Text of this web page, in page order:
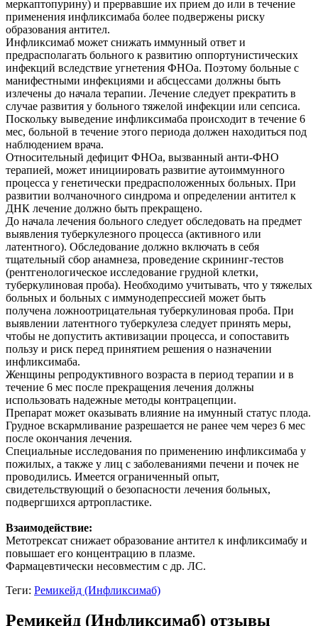
меркаптопурину) и прервавшие их прием до или в течение
применения инфликсимаба более подвержены риску
образования антител.
Инфликсимаб может снижать иммунный ответ и
предрасполагать больного к развитию оппортунистических
инфекций вследствие угнетения ФНОа. Поэтому больные с
манифестными инфекциями и абсцессами должны быть
излечены до начала терапии. Лечение следует прекратить в
случае развития у больного тяжелой инфекции или сепсиса.
Поскольку выведение инфликсимаба происходит в течение 6
мес, больной в течение этого периода должен находиться под
наблюдением врача.
Относительный дефицит ФНОа, вызванный анти-ФНО
терапией, может инициировать развитие аутоиммунного
процесса у генетически предрасположенных больных. При
развитии волчаночного синдрома и определении антител к
ДНК лечение должно быть прекращено.
До начала лечения больного следует обследовать на предмет
выявления туберкулезного процесса (активного или
латентного). Обследование должно включать в себя
тщательный сбор анамнеза, проведение скрининг-тестов
(рентгенологическое исследование грудной клетки,
туберкулиновая проба). Необходимо учитывать, что у тяжелых
больных и больных с иммунодепрессией может быть
получена ложноотрицательная туберкулиновая проба. При
выявлении латентного туберкулеза следует принять меры,
чтобы не допустить активизации процесса, и сопоставить
пользу и риск перед принятием решения о назначении
инфликсимаба.
Женщины репродуктивного возраста в период терапии и в
течение 6 мес после прекращения лечения должны
использовать надежные методы контрацепции.
Препарат может оказывать влияние на имунный статус плода.
Грудное вскармливание разрешается не ранее чем через 6 мес
после окончания лечения.
Специальные исследования по применению инфликсимаба у
пожилых, а также у лиц с заболеваниями печени и почек не
проводились. Имеется ограниченный опыт,
свидетельствующий о безопасности лечения больных,
подвергшихся артропластике.
Взаимодействие:
Метотрексат снижает образование антител к инфликсимабу и
повышает его концентрацию в плазме.
Фармацевтически несовместим с др. ЛС.
Теги: Ремикейд (Инфликсимаб)
Ремикейд (Инфликсимаб) отзывы